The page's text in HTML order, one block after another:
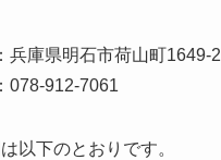
兵庫県明石市荷山町1649-2
078-912-7061
以下のとおりです。